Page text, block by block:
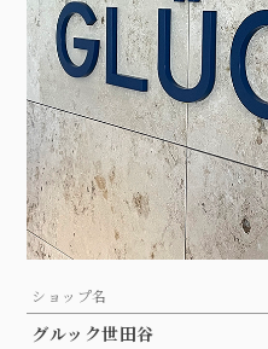
ショップ名
グルック世田谷